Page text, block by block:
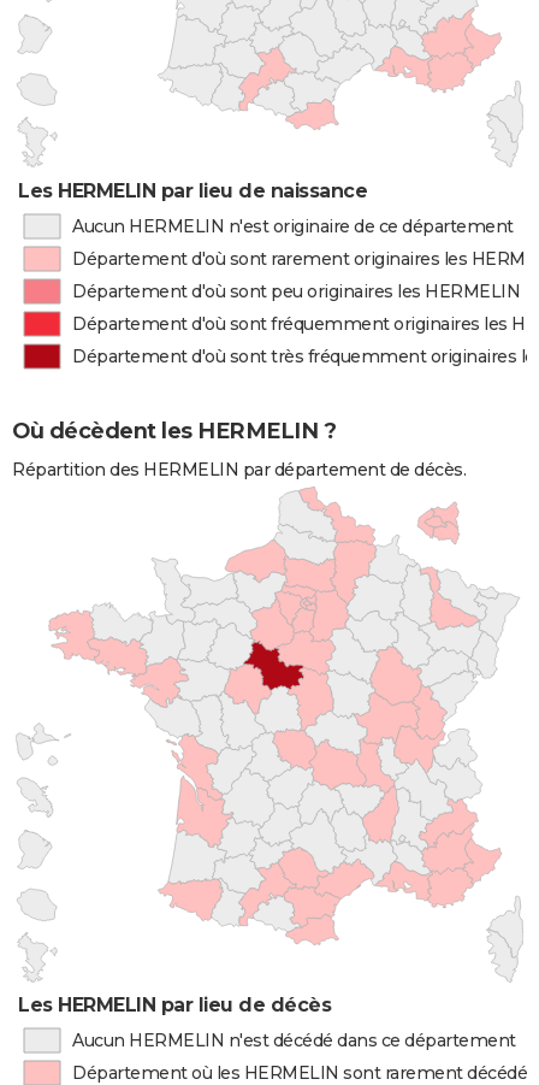
Les HERMELIN par lieu de naissance
Aucun HERMELIN n'est originaire de ce département
Département d'où sont rarement originaires les
Département d'où sont peu originaires les HERMELIN
Département d'où sont fréquemment originaires les
Département d'où sont très fréquemment originaires
Où décèdent les HERMELIN ?
Répartition des HERMELIN par département de décès.
Les HERMELIN par lieu de décès
Aucun HERMELIN n'est décédé dans ce département
Département où les HERMELIN sont rarement décédés